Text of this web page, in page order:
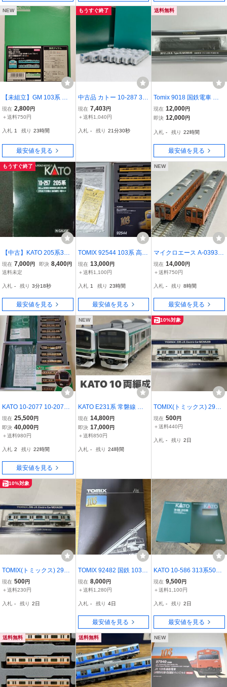
NEW
【未組立】GM 103系 低
運・冷改車・スカイブル
ー 4両 ボディキットA ハ
キット No.18009 グリー
ンマックス Nゲージ
現在 2,800円
＋送料750円
入札 1 残り 23時間
最安値を見る
もうすぐ終了
中古品 カトー 10-287 32
1系 7両セット KATO Nゲ
ージ
現在 7,403円
＋送料1,040円
入札 - 残り 21分28秒
送料無料
Tomix 9018 国鉄電車 ク
モハ40形（半流形・Ｍ）
現在 12,000円
即決 12,000円
入札 - 残り 22時間
最安値を見る
もうすぐ終了
【中古】KATO 205系310
0番台 仙石線 4両セッ
ト 【10-257】
現在 7,000円 即決 8,400円
送料未定
入札 - 残り 3分16秒
最安値を見る
TOMIX 92544 103系 高運
転台非ATC・カナリア色
現在 13,000円
＋送料1,100円
入札 1 残り 23時間
最安値を見る
NEW
マイクロエース A-0393 1
05系0番台 オレンジ・可
部線・集中冷房車 4両セ
現在 14,000円
＋送料750円
入札 - 残り 8時間
最安値を見る
KATO 10-2077 10-2078 1
0-2079 E233系中央線（T
編成・グリーン車組込）
基本セット＋増結セット
現在 25,500円
即決 40,000円
＋送料980円
入札 2 残り 22時間
最安値を見る
NEW
KATO E231系 常磐線 基
本 増結 10両編成 10-551
10-552
現在 14,800円
即決 17,000円
＋送料850円
入札 - 残り 24時間
10%対象
TOMIX(トミックス) 2915
JR 209系 モハ208(T) 京
浜東北色
現在 500円
＋送料440円
入札 - 残り 2日
10%対象
TOMIX(トミックス) 2916
JR 209系 モハ209 京浜東
北色
現在 500円
＋送料230円
入札 - 残り 2日
TOMIX 92482 国鉄 103系
初期型冷改車 カナリア 基
本セットB +サハ103 エメ
現在 8,000円
＋送料1,280円
入札 - 残り 4日
最安値を見る
KATO 10-586 313系5000
番台電車 6両セット
現在 9,500円
＋送料1,100円
入札 - 残り 2日
最安値を見る
送料無料 送料無料 NEW